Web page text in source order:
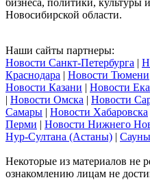
Новосибирской области.
Наши сайты партнеры:
Новости Санкт-Петербурга |
Краснодара | Новости Тюмени
Новости Казани | Новости
| Новости Омска | Новости
Самары | Новости Хабаровска
Перми | Новости Нижнего
Нур-Султана (Астаны) |
Некоторые из материалов не
ознакомлению лицам не